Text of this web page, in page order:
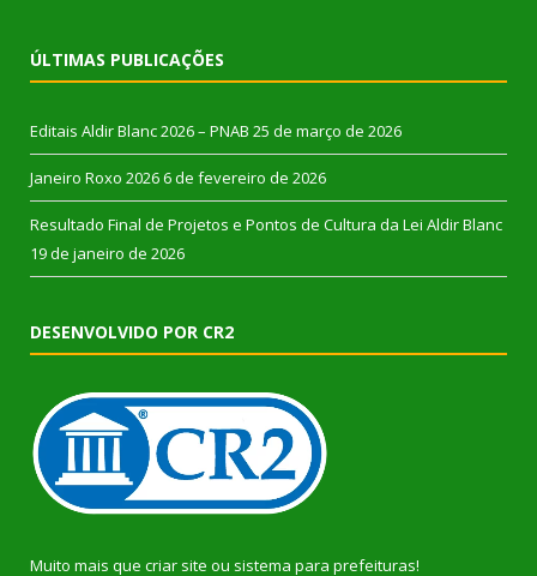
ÚLTIMAS PUBLICAÇÕES
Editais Aldir Blanc 2026 – PNAB 25 de março de 2026
Janeiro Roxo 2026 6 de fevereiro de 2026
Resultado Final de Projetos e Pontos de Cultura da Lei Aldir Blanc
19 de janeiro de 2026
DESENVOLVIDO POR CR2
Muito mais que criar site ou sistema para prefeituras!